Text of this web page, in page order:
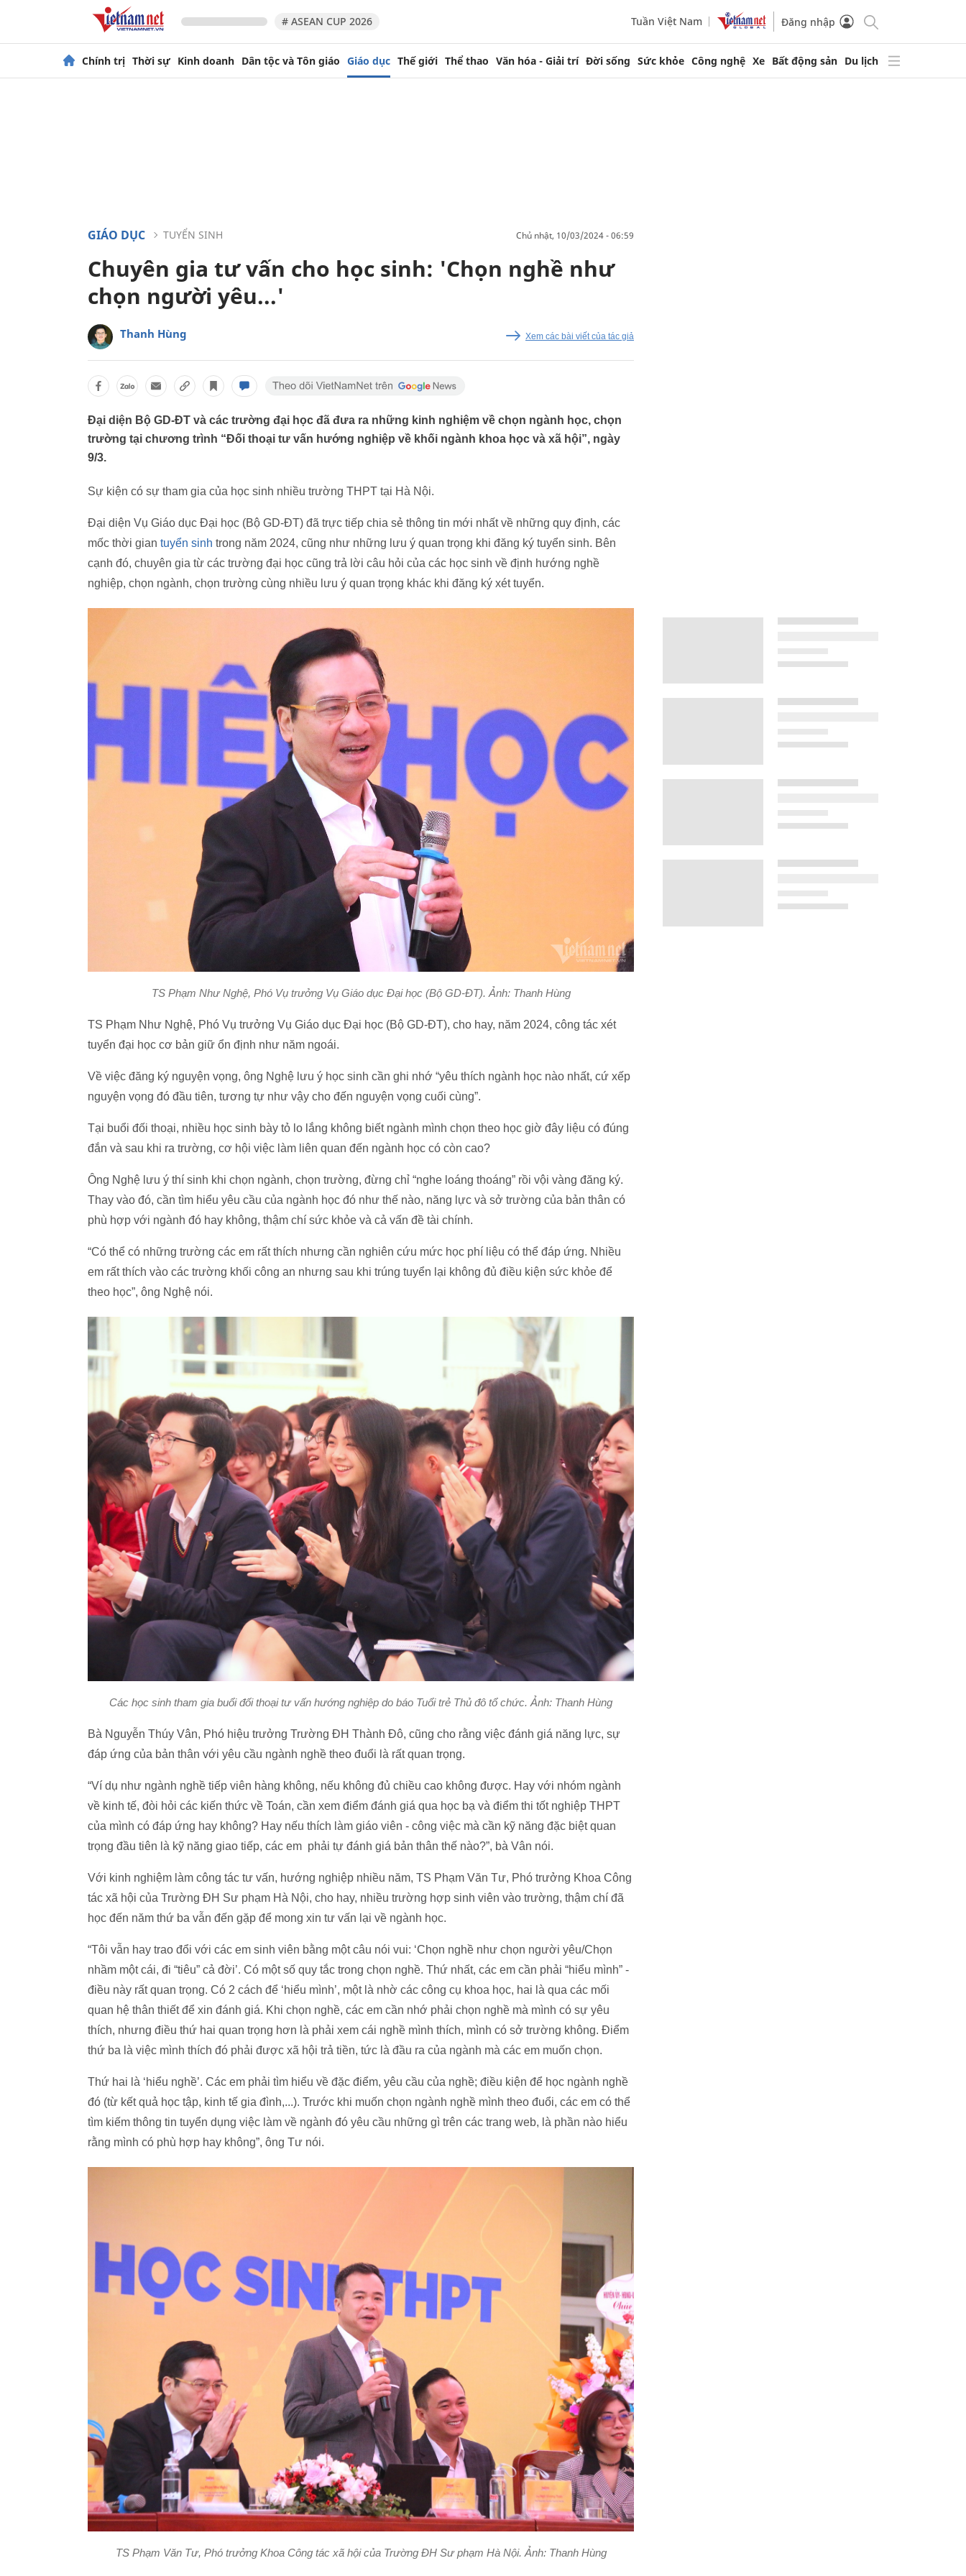
# ASEAN CUP 2026 Tuần Việt Nam Đăng nhập
Chính trị Thời sự Kinh doanh Dân tộc và Tôn giáo Giáo dục Thế giới Thể thao Văn hóa - Giải trí Đời sống Sức khỏe Công nghệ Xe Bất động sản Du lịch
GIÁO DỤC TUYỂN SINH chủ nhật, 10/03/2024 - 06:59
Chuyên gia tư vấn cho học sinh: 'Chọn nghề như
chọn người yêu...'
Thanh Hùng Xem các bài viết của tác giả
Đại diện Bộ GD-ĐT và các trường đại học đã đưa ra những kinh nghiệm về chọn ngành học, chọn
trường tại chương trình “Đối thoại tư vấn hướng nghiệp về khối ngành khoa học và xã hội”, ngày
9/3.
Sự kiện có sự tham gia của học sinh nhiều trường THPT tại Hà Nội.
Đại diện Vụ Giáo dục Đại học (Bộ GD-ĐT) đã trực tiếp chia sẻ thông tin mới nhất về những quy định, các
mốc thời gian tuyển sinh trong năm 2024, cũng như những lưu ý quan trọng khi đăng ký tuyển sinh. Bên
cạnh đó, chuyên gia từ các trường đại học cũng trả lời câu hỏi của các học sinh về định hướng nghề
nghiệp, chọn ngành, chọn trường cùng nhiều lưu ý quan trọng khác khi đăng ký xét tuyển.
TS Phạm Như Nghệ, Phó Vụ trưởng Vụ Giáo dục Đại học (Bộ GD-ĐT). Ảnh: Thanh Hùng
TS Phạm Như Nghệ, Phó Vụ trưởng Vụ Giáo dục Đại học (Bộ GD-ĐT), cho hay, năm 2024, công tác xét
tuyển đại học cơ bản giữ ổn định như năm ngoái.
Về việc đăng ký nguyện vọng, ông Nghệ lưu ý học sinh cần ghi nhớ “yêu thích ngành học nào nhất, cứ xếp
nguyện vọng đó đầu tiên, tương tự như vậy cho đến nguyện vọng cuối cùng”.
Tại buổi đối thoại, nhiều học sinh bày tỏ lo lắng không biết ngành mình chọn theo học giờ đây liệu có đúng
đắn và sau khi ra trường, cơ hội việc làm liên quan đến ngành học có còn cao?
Ông Nghệ lưu ý thí sinh khi chọn ngành, chọn trường, đừng chỉ “nghe loáng thoáng” rồi vội vàng đăng ký.
Thay vào đó, cần tìm hiểu yêu cầu của ngành học đó như thế nào, năng lực và sở trường của bản thân có
phù hợp với ngành đó hay không, thậm chí sức khỏe và cả vấn đề tài chính.
“Có thể có những trường các em rất thích nhưng cần nghiên cứu mức học phí liệu có thể đáp ứng. Nhiều
em rất thích vào các trường khối công an nhưng sau khi trúng tuyển lại không đủ điều kiện sức khỏe để
theo học”, ông Nghệ nói.
Các học sinh tham gia buổi đối thoại tư vấn hướng nghiệp do báo Tuổi trẻ Thủ đô tổ chức. Ảnh: Thanh Hùng
Bà Nguyễn Thúy Vân, Phó hiệu trưởng Trường ĐH Thành Đô, cũng cho rằng việc đánh giá năng lực, sự
đáp ứng của bản thân với yêu cầu ngành nghề theo đuổi là rất quan trọng.
“Ví dụ như ngành nghề tiếp viên hàng không, nếu không đủ chiều cao không được. Hay với nhóm ngành
về kinh tế, đòi hỏi các kiến thức về Toán, cần xem điểm đánh giá qua học bạ và điểm thi tốt nghiệp THPT
của mình có đáp ứng hay không? Hay nếu thích làm giáo viên - công việc mà cần kỹ năng đặc biệt quan
trọng đầu tiên là kỹ năng giao tiếp, các em phải tự đánh giá bản thân thế nào?”, bà Vân nói.
Với kinh nghiệm làm công tác tư vấn, hướng nghiệp nhiều năm, TS Phạm Văn Tư, Phó trưởng Khoa Công
tác xã hội của Trường ĐH Sư phạm Hà Nội, cho hay, nhiều trường hợp sinh viên vào trường, thậm chí đã
học đến năm thứ ba vẫn đến gặp để mong xin tư vấn lại về ngành học.
“Tôi vẫn hay trao đổi với các em sinh viên bằng một câu nói vui: ‘Chọn nghề như chọn người yêu/Chọn
nhầm một cái, đi “tiêu” cả đời’. Có một số quy tắc trong chọn nghề. Thứ nhất, các em cần phải “hiểu mình” -
điều này rất quan trọng. Có 2 cách để ‘hiểu mình’, một là nhờ các công cụ khoa học, hai là qua các mối
quan hệ thân thiết để xin đánh giá. Khi chọn nghề, các em cần nhớ phải chọn nghề mà mình có sự yêu
thích, nhưng điều thứ hai quan trọng hơn là phải xem cái nghề mình thích, mình có sở trường không. Điểm
thứ ba là việc mình thích đó phải được xã hội trả tiền, tức là đầu ra của ngành mà các em muốn chọn.
Thứ hai là ‘hiểu nghề’. Các em phải tìm hiểu về đặc điểm, yêu cầu của nghề; điều kiện để học ngành nghề
đó (từ kết quả học tập, kinh tế gia đình,...). Trước khi muốn chọn ngành nghề mình theo đuổi, các em có thể
tìm kiếm thông tin tuyển dụng việc làm về ngành đó yêu cầu những gì trên các trang web, là phần nào hiểu
rằng mình có phù hợp hay không”, ông Tư nói.
TS Phạm Văn Tư, Phó trưởng Khoa Công tác xã hội của Trường ĐH Sư phạm Hà Nội. Ảnh: Thanh Hùng